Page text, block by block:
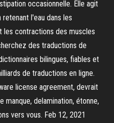
occasionnelle. Elle agit
l'eau dans les
les contractions des muscles
des traductions de
bilingues, fiables et
de traductions en ligne.
license agreement, devrait
manque, delamination, étonne,
vers vous. Feb 12, 2021